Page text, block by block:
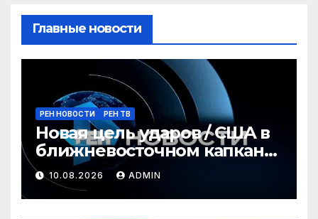
Главные новости
РЕН НОВОСТИ РЕН ТВ
Новая цель ударов / США в
ближневосточном капкане
/ Революция для геймеров
/ РЕН Новости 12:30 10.08
10.08.2026 ADMIN